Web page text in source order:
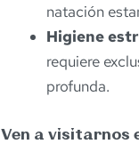
natación
Higiene
requiere
profunda.
Ven a visitarnos